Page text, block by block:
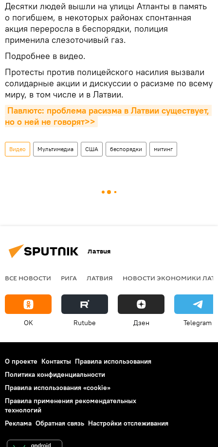
Десятки людей вышли на улицы Атланты в память
о погибшем, в некоторых районах спонтанная
акция переросла в беспорядки, полиция
применила слезоточивый газ.
Подробнее в видео.
Протесты против полицейского насилия вызвали
солидарные акции и дискуссии о расизме по всему
миру, в том числе и в Латвии.
Павлютс: проблема расизма в Латвии существует,
но о ней не говорят>>
Видео Мультимедиа США беспорядки митинг
Латвия
ВСЕ НОВОСТИ РИГА ЛАТВИЯ НОВОСТИ ЭКОНОМИКИ
OK Rutube Дзен Telegram
О проекте Контакты Правила использования
Политика конфиденциальности
Правила использования «cookie»
Правила применения рекомендательных
технологий
Реклама Обратная связь Настройки отслеживания